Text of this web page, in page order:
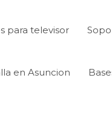
para televisor
en Asuncion